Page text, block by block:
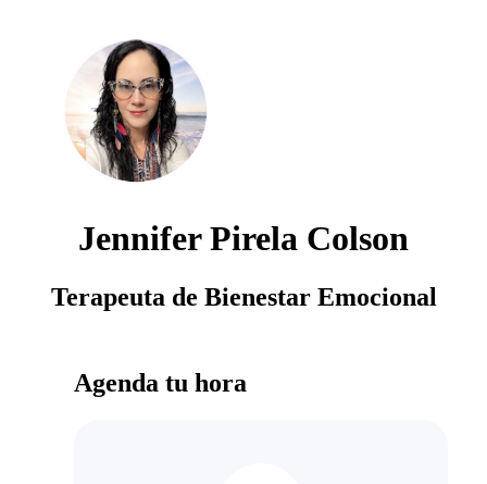
Jennifer Pirela Colson
Terapeuta de Bienestar Emocional
Agenda tu hora